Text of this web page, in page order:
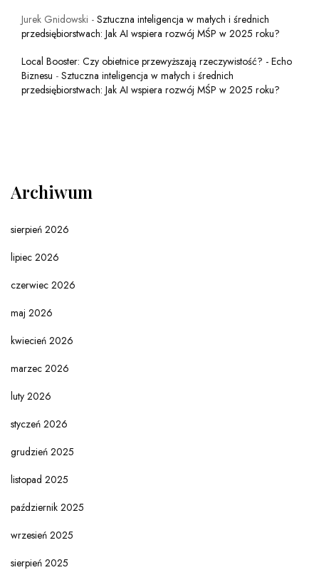
Jurek Gnidowski - Sztuczna inteligencja w małych i średnich
przedsiębiorstwach: Jak AI wspiera rozwój MŚP w 2025 roku?
Local Booster: Czy obietnice przewyższają rzeczywistość? - Echo
Biznesu - Sztuczna inteligencja w małych i średnich
przedsiębiorstwach: Jak AI wspiera rozwój MŚP w 2025 roku?
Archiwum
sierpień 2026
lipiec 2026
czerwiec 2026
maj 2026
kwiecień 2026
marzec 2026
luty 2026
styczeń 2026
grudzień 2025
listopad 2025
październik 2025
wrzesień 2025
sierpień 2025